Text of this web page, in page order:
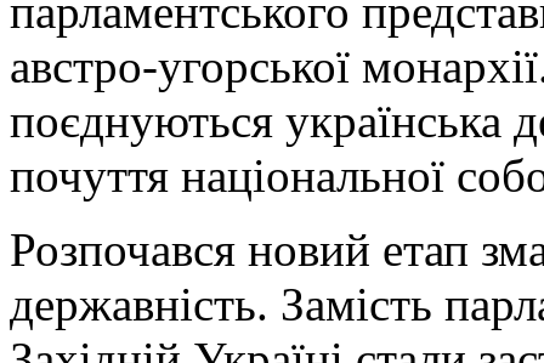
парламентського
австро-угорської
поєднуються українська
почуття національної
Розпочався новий етап
державність. Замість